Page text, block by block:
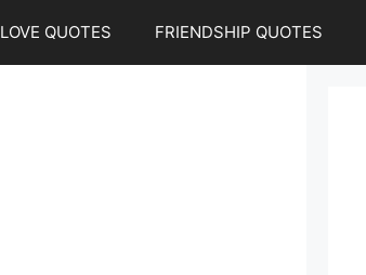
LOVE QUOTES FRIENDSHIP QUOTES